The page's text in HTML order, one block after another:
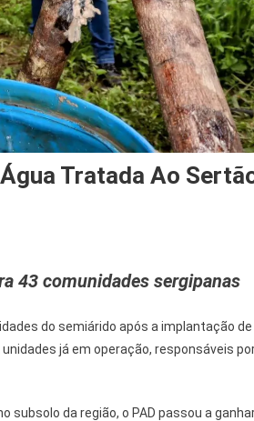
Tratada Ao
43 comunidades sergipanas
do semiárido após a implantação de
já em operação, responsáveis
subsolo da região, o PAD passou a